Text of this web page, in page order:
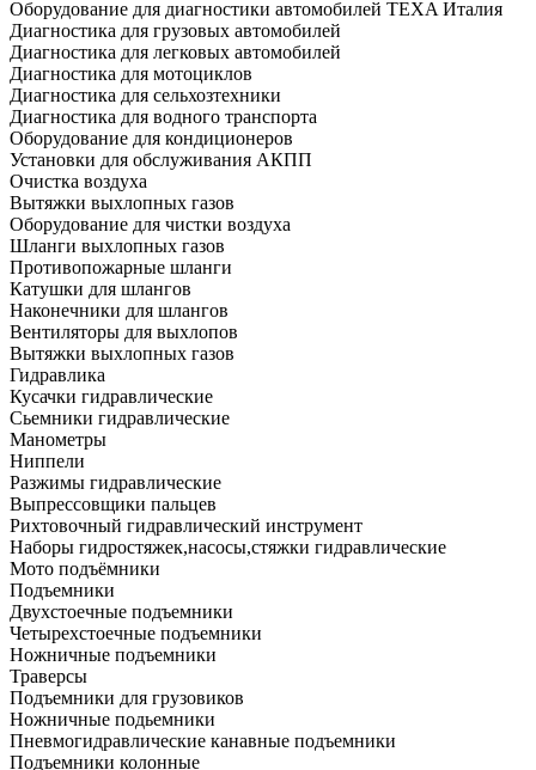
Оборудование для диагностики автомобилей TEXA Италия
Диагностика для грузовых автомобилей
Диагностика для легковых автомобилей
Диагностика для мотоциклов
Диагностика для сельхозтехники
Диагностика для водного транспорта
Оборудование для кондиционеров
Установки для обслуживания АКПП
Очистка воздуха
Вытяжки выхлопных газов
Оборудование для чистки воздуха
Шланги выхлопных газов
Противопожарные шланги
Катушки для шлангов
Наконечники для шлангов
Вентиляторы для выхлопов
Вытяжки выхлопных газов
Гидравлика
Кусачки гидравлические
Сьемники гидравлические
Манометры
Ниппели
Разжимы гидравлические
Выпрессовщики пальцев
Рихтовочный гидравлический инструмент
Наборы гидростяжек,насосы,стяжки гидравлические
Мото подъёмники
Подъемники
Двухстоечные подъемники
Четырехстоечные подъемники
Ножничные подъемники
Траверсы
Подъемники для грузовиков
Ножничные подьемники
Пневмогидравлические канавные подъемники
Подъемники колонные